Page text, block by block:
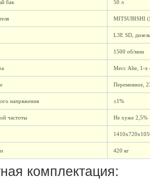
бак 50 л
MITSUBISHI
L3Е SD,
1500 об/мин
Месс Аlte, 1-х
Переменное,
напряжения ±1%
частоты Не хуже 2,5%
420 кг
комплектация: